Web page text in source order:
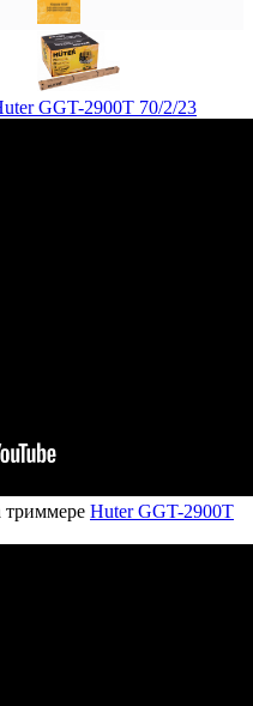
GGT-2900T 70/2/23
триммере Huter GGT-2900T